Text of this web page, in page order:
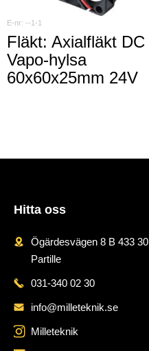
--1-1
Fläkt: Axialfläkt DC
Vapo-hylsa
60x60x25mm 24V
Hitta oss
Ögärdesvägen 8 B 433 30
Partille
031-340 02 30
info@milleteknik.se
Milleteknik